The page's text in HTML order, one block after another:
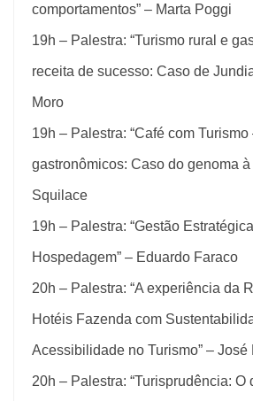
comportamentos” – Marta Poggi
19h – Palestra: “Turismo rural e
receita de sucesso: Caso de
Moro
19h – Palestra: “Café com
gastronômicos: Caso do genoma à
Squilace
19h – Palestra: “Gestão
Hospedagem” – Eduardo Faraco
20h – Palestra: “A experiência da
Hotéis Fazenda com
Acessibilidade no Turismo” – José
20h – Palestra: “Turisprudência: O